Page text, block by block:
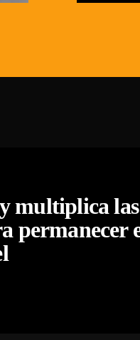
multiplica las
permanecer